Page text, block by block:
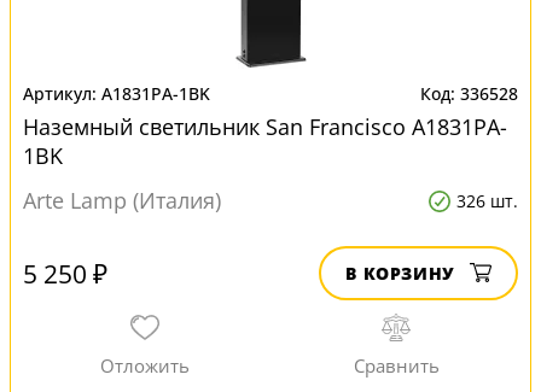
A1831PA-1BK 336528
Наземный светильник San Francisco A1831PA-
1BK
Arte Lamp (Италия)
326 шт.
5 250 ₽ В КОРЗИНУ